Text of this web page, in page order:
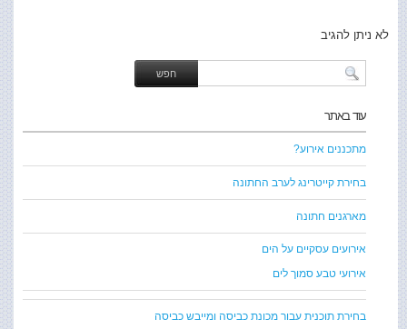
לא ניתן להגיב
עוד באתר
מתכננים אירוע?
בחירת קייטרינג לערב החתונה
מארגנים חתונה
אירועים עסקיים על הים
אירועי טבע סמוך לים
בחירת תוכנית עבור מכונת כביסה ומייבש כביסה